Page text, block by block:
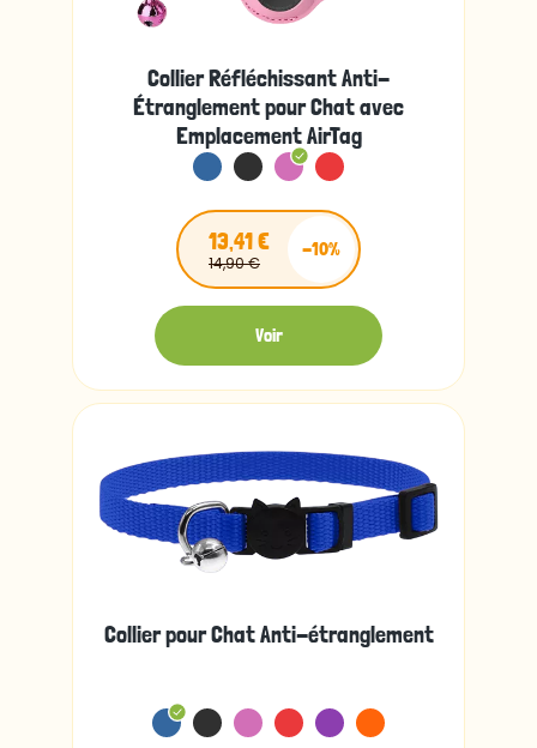
Collier Réfléchissant Anti-
Étranglement pour Chat avec
Emplacement AirTag
13,41 €
14,90 €
-10%
Voir
Collier pour Chat Anti-étranglement